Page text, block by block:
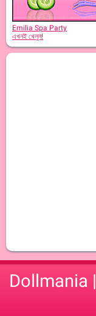
Emilia Spa Party
এখনই খেলুন!
Dollmania |